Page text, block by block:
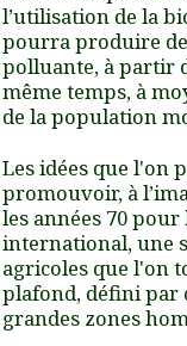
l’utilisation de la
pourra produire
polluante, à partir
même temps, à
de la population
Les idées que l'on
promouvoir, à
les années 70
international, une
agricoles que l'on
plafond, défini par
grandes zones